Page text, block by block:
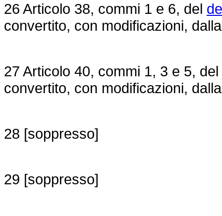
26 Articolo 38, commi 1 e 6, del
convertito, con modificazioni,
27 Articolo 40, commi 1, 3 e 5, del
convertito, con modificazioni,
28 [soppresso]
29 [soppresso]